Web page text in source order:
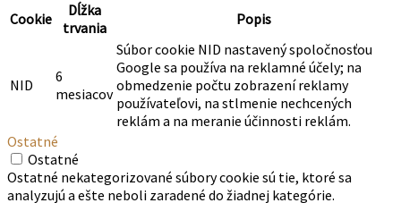
Cookie
Dĺžka
trvania
Popis
NID
6
mesiacov
Súbor cookie NID nastavený spoločnosťou
Google sa používa na reklamné účely; na
obmedzenie počtu zobrazení reklamy
používateľovi, na stlmenie nechcených
reklám a na meranie účinnosti reklám.
Ostatné
Ostatné
Ostatné nekategorizované súbory cookie sú tie, ktoré sa
analyzujú a ešte neboli zaradené do žiadnej kategórie.